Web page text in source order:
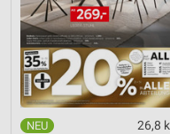
26,8